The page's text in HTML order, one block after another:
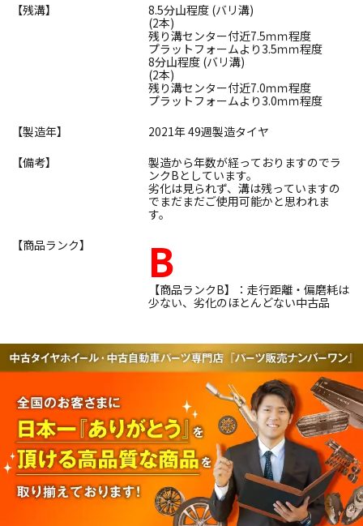
【残溝】
8.5分山程度 (バリ溝)
(2本)
残り溝センター付近7.5ｍｍ程度
プラットフォームより3.5ｍｍ程度
8分山程度 (バリ溝)
(2本)
残り溝センター付近7.0ｍｍ程度
プラットフォームより3.0ｍｍ程度
【製造年】
2021年 49週製造タイヤ
【備考】
製造から年数が経っておりますのでラ
ンクBとしています。
劣化は見られず、溝は残っていますの
でまだまだご使用可能かと思われま
す。
【商品ランク】
B
【商品ランクB】：走行距離・偏磨耗は
少ない、劣化のほとんどない中古品